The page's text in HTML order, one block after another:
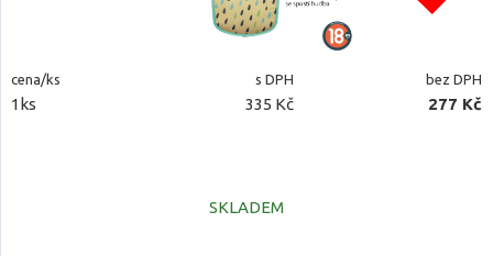
cena/ks s DPH bez DPH
1ks 335 Kč 277 Kč
SKLADEM